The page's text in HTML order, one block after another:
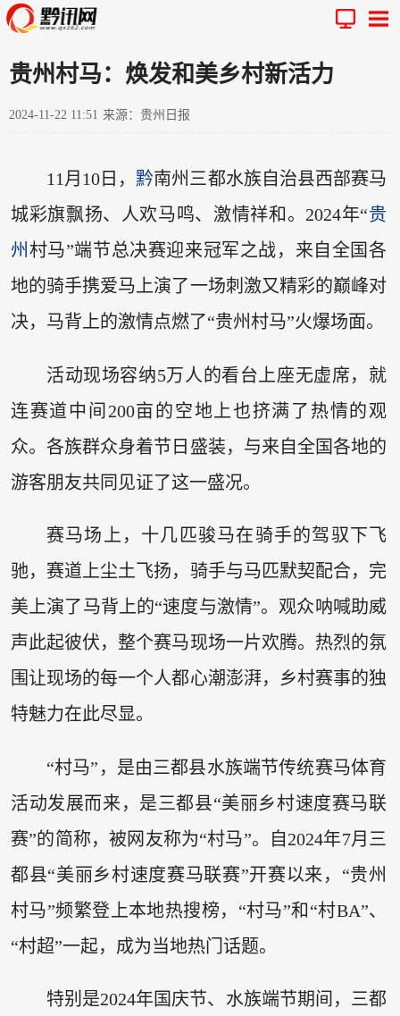
贵州村马：焕发和美乡村新活力
2024-11-22 11:51 来源：贵州日报
11月10日， 黔南州三都水族自治县西部赛马
城彩旗飘扬、人欢马鸣、激情祥和。2024年“贵
州 村马”端节总决赛迎来冠军之战，来自全国各
地的骑手携爱马上演了一场刺激又精彩的巅峰对
决，马背上的激情点燃了“贵州村马”火爆场面。
活动现场容纳5万人的看台上座无虚席，就
连赛道中间200亩的空地上也挤满了热情的观
众。各族群众身着节日盛装，与来自全国各地的
游客朋友共同见证了这一盛况。
赛马场上，十几匹骏马在骑手的驾驭下飞
驰，赛道上尘土飞扬，骑手与马匹默契配合，完
美上演了马背上的“速度与激情”。观众呐喊助威
声此起彼伏，整个赛马现场一片欢腾。热烈的氛
围让现场的每一个人都心潮澎湃，乡村赛事的独
特魅力在此尽显。
“村马”，是由三都县水族端节传统赛马体育
活动发展而来，是三都县“美丽乡村速度赛马联
赛”的简称，被网友称为“村马”。自2024年7月三
都县“美丽乡村速度赛马联赛”开赛以来，“贵州
村马”频繁登上本地热搜榜，“村马”和“村BA”、
“村超”一起，成为当地热门话题。
特别是2024年国庆节、水族端节期间，三都